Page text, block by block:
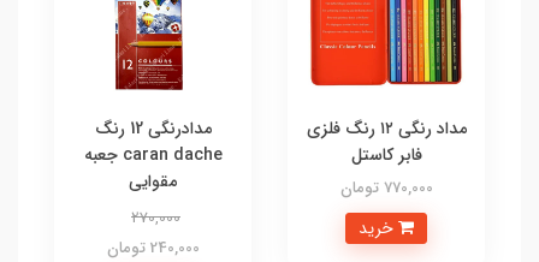
مداد رنگی ۱۲ رنگ فلزی
فابر کاستل
770,000 تومان
مدادرنگی 12 رنگ
caran dache جعبه
مقوایی
270,000
240,000 تومان